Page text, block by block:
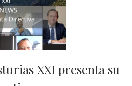
XXI presenta su